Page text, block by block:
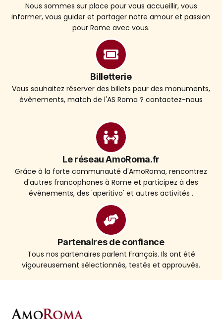
Nous sommes sur place pour vous accueillir, vous
informer, vous guider et partager notre amour et passion
pour Rome avec vous.
Billetterie
Vous souhaitez réserver des billets pour des monuments,
évènements, match de l'AS Roma ? contactez-nous
Le réseau AmoRoma.fr
Grâce à la forte communauté d'AmoRoma, rencontrez
d'autres francophones à Rome et participez à des
évènements, des 'aperitivo' et autres activités .
Partenaires de confiance
Tous nos partenaires parlent Français. Ils ont été
vigoureusement sélectionnés, testés et approuvés.